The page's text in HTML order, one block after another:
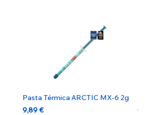
Pasta Térmica ARCTIC MX-6 2g
Preço
9,89 €